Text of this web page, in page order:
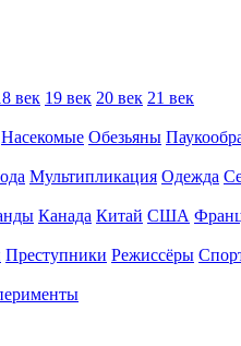
век 19 век 20 век 21 век
Насекомые Обезьяны
Мультипликация Одежда
Канада Китай США
Преступники Режиссёры